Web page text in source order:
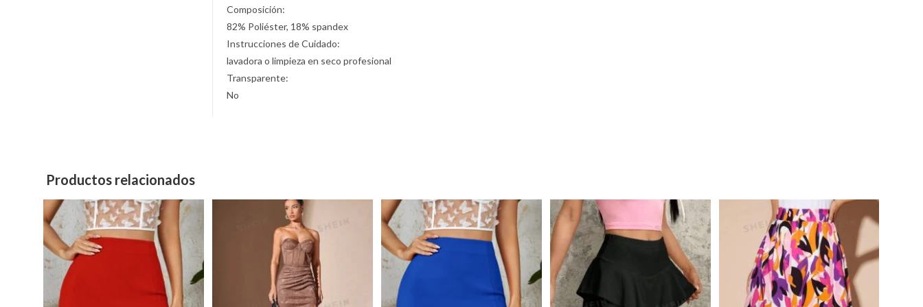
Composición:
82% Poliéster, 18% spandex
Instrucciones de Cuidado:
lavadora o limpieza en seco profesional
Transparente:
No
Productos relacionados